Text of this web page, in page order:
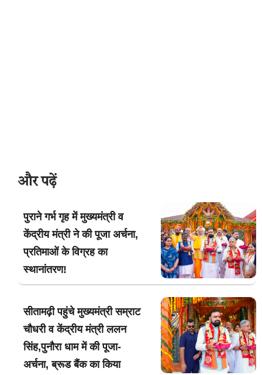
और पढ़ें
पुराने गर्भ गृह में मुख्यमंत्री व
केंद्रीय मंत्री ने की पूजा अर्चना,
प्रतिमाओं के विग्रह का
स्थानांतरण!
सीतामढ़ी पहुंचे मुख्यमंत्री सम्राट
चौधरी व केंद्रीय मंत्री ललन
सिंह,पुनौरा धाम में की पूजा-
अर्चना, ब्रूड बैंक का किया